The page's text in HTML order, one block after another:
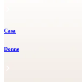
Casa
Donne